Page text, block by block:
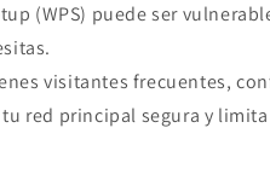
(WPS) puede ser
visitantes frecuentes,
red principal segura y limita